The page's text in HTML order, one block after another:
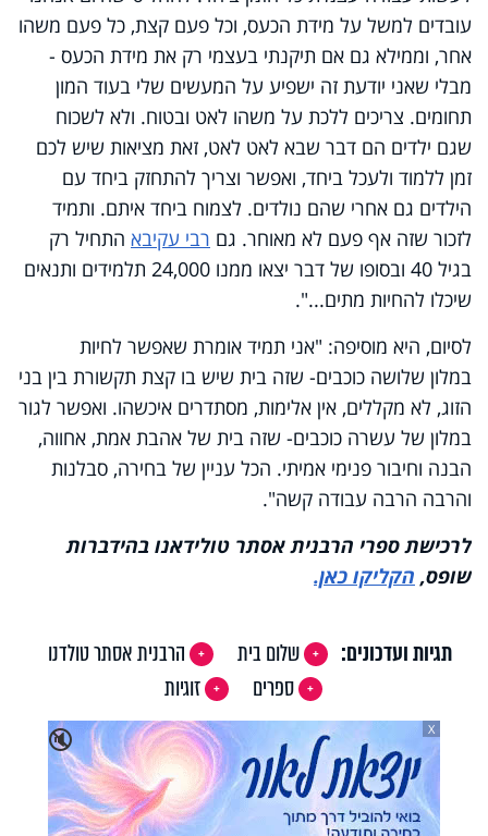
עובדים למשל על מידת הכעס, וכל פעם קצת, כל פעם משהו
אחר, וממילא גם אם תיקנתי בעצמי רק את מידת הכעס -
מבלי שאני יודעת זה ישפיע על המעשים שלי בעוד המון
תחומים. צריכים ללכת על משהו לאט ובטוח. ולא לשכוח
שגם ילדים הם דבר שבא לאט לאט, זאת מציאות שיש לכם
זמן ללמוד ולעכל ביחד, ואפשר וצריך להתחזק ביחד עם
הילדים גם אחרי שהם נולדים. לצמוח ביחד איתם. ותמיד
לזכור שזה אף פעם לא מאוחר. גם רבי עקיבא התחיל רק
בגיל 40 ובסופו של דבר יצאו ממנו 24,000 תלמידים ותנאים
שיכלו להחיות מתים...".
לסיום, היא מוסיפה: "אני תמיד אומרת שאפשר לחיות
במלון שלושה כוכבים- שזה בית שיש בו קצת תקשורת בין בני
הזוג, לא מקללים, אין אלימות, מסתדרים איכשהו. ואפשר לגור
במלון של עשרה כוכבים- שזה בית של אהבת אמת, אחווה,
הבנה וחיבור פנימי אמיתי. הכל עניין של בחירה, סבלנות
והרבה הרבה עבודה קשה".
לרכישת ספרי הרבנית אסתר טולידאנו בהידברות
שופס, הקליקו כאן.
תגיות ועדכונים: שלום בית
הרבנית אסתר טולדנו
ספרים
זוגיות
🔇
X